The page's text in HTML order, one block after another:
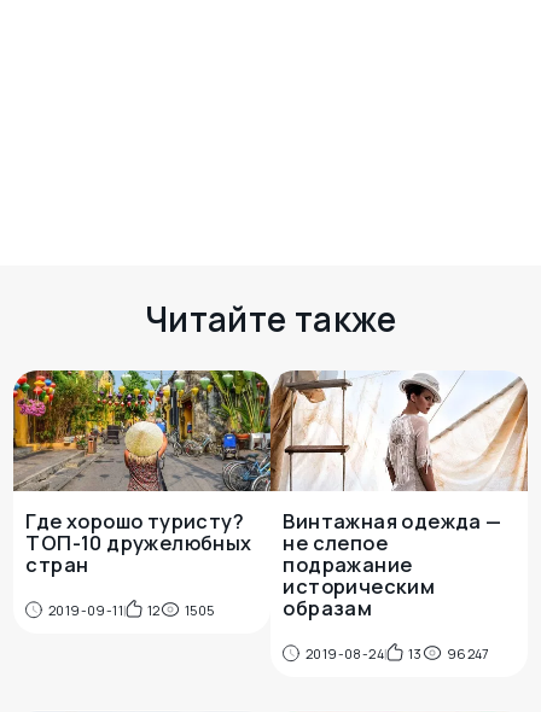
Читайте также
Где хорошо туристу?
ТОП-10 дружелюбных
стран
2019-09-11 12 1505
Винтажная одежда —
не слепое
подражание
историческим
образам
2019-08-24 13 96247